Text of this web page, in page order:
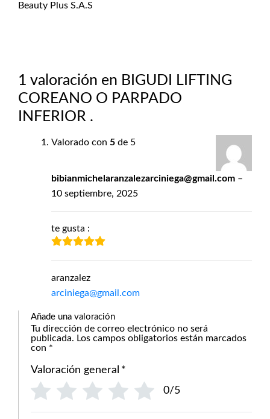
Beauty Plus S.A.S
1 valoración en BIGUDI LIFTING
COREANO O PARPADO
INFERIOR .
Valorado con 5 de 5
bibianmichelaranzalezarciniega@gmail.com –
10 septiembre, 2025
te gusta :
aranzalez
arciniega@gmail.com
Añade una valoración
Tu dirección de correo electrónico no será
publicada. Los campos obligatorios están marcados
con *
Valoración general *
0/5